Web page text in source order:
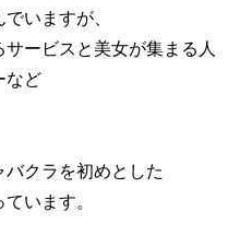
いますが、
ービスと美女が集まる人
など
クラを初めとした
います。